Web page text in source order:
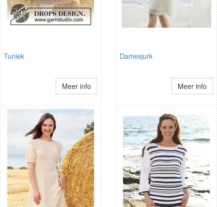
Tuniek
Meer info
Damesjurk
Meer info